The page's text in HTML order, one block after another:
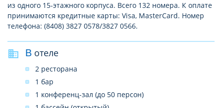
из одного 15-этажного корпуса. Всего 132 номера. К оплате
принимаются кредитные карты: Visa, MasterCard. Номер
телефона: (8408) 3827 0578/3827 0566.
В отеле
2 ресторана
1 бар
1 конференц-зал (до 50 персон)